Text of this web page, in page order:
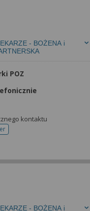
- BOŻENA i
POZ
kontaktu
do rejestracji
- BOŻENA i